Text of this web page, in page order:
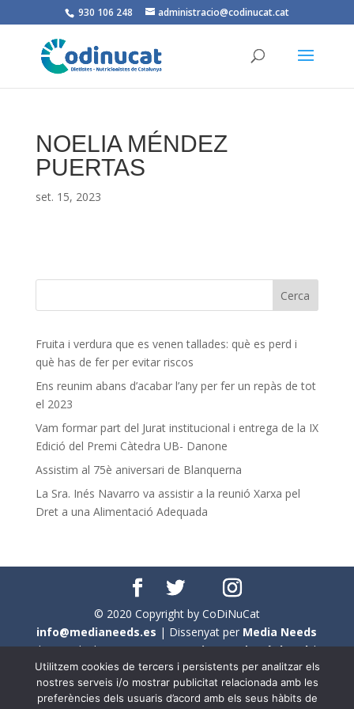
930 106 248 administracio@codinucat.cat
NOELIA MÉNDEZ
PUERTAS
set. 15, 2023
Fruita i verdura que es venen tallades: què es perd i
què has de fer per evitar riscos
Ens reunim abans d’acabar l’any per fer un repàs de tot
el 2023
Vam formar part del Jurat institucional i entrega de la IX
Edició del Premi Càtedra UB- Danone
Assistim al 75è aniversari de Blanquerna
La Sra. Inés Navarro va assistir a la reunió Xarxa pel
Dret a una Alimentació Adequada
© 2020 Copyright by CoDiNuCat
info@medianeeds.es | Dissenyat per Media Needs
| Tots els drets reservats aCoDiNuCat |Avís legal|
Avís per cookies
En aquest web s'ha tingut en compte l'ús no sexista del
Utilitzem cookies de tercers i persistents per analitzar els
nostres serveis i/o mostrar publicitat relacionada amb les
preferències dels usuaris d’acord amb els seus hàbits de